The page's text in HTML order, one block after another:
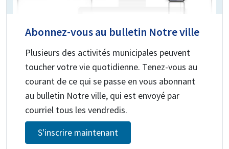
Abonnez-vous au bulletin Notre ville
Plusieurs des activités municipales peuvent
toucher votre vie quotidienne. Tenez-vous au
courant de ce qui se passe en vous abonnant
au bulletin Notre ville, qui est envoyé par
courriel tous les vendredis.
S'inscrire maintenant